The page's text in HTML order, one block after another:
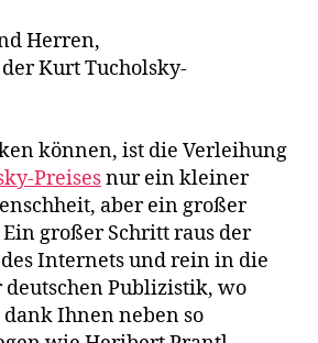
Herren,
Kurt Tucholsky-
können, ist die Verleihung
Preisesnur ein kleiner
aber ein großer
großer Schritt raus der
Internets und rein in die
deutschen Publizistik, wo
Ihnen neben so